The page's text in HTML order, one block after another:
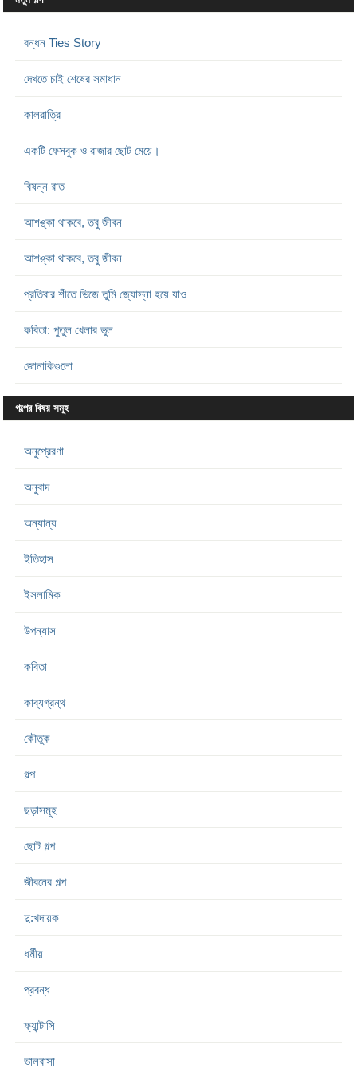
বন্ধন Ties Story
দেখতে চাই শেষের সমাধান
কালরাত্রি
একটি ফেসবুক ও রাজার ছোট মেয়ে।
বিষন্ন রাত
আশঙ্কা থাকবে, তবু জীবন
আশঙ্কা থাকবে, তবু জীবন
প্রতিবার শীতে ভিজে তুমি জ্যোস্না হয়ে যাও
কবিতা: পুতুল খেলার ভুল
জোনাকিগুলো
গল্পের বিষয় সমূহ
অনুপ্রেরণা
অনুবাদ
অন্যান্য
ইতিহাস
ইসলামিক
উপন্যাস
কবিতা
কাব্যগ্রন্থ
কৌতুক
গল্প
ছড়াসমূহ
ছোট গল্প
জীবনের গল্প
দু:খদায়ক
ধর্মীয়
প্রবন্ধ
ফ্যান্টাসি
ভালবাসা